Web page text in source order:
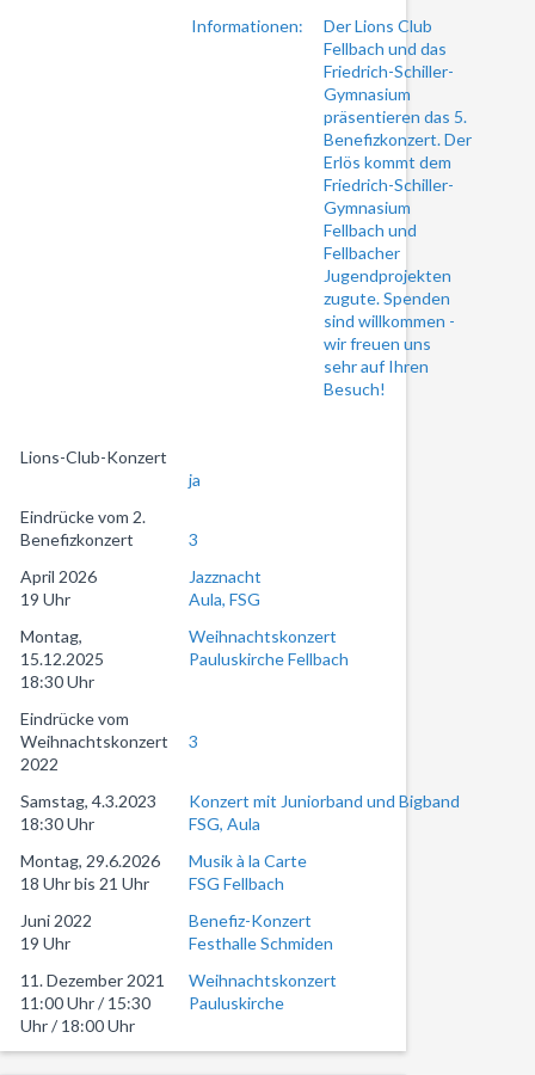
Informationen:
Der Lions Club
Fellbach und das
Friedrich-Schiller-
Gymnasium
präsentieren das 5.
Benefizkonzert. Der
Erlös kommt dem
Friedrich-Schiller-
Gymnasium
Fellbach und
Fellbacher
Jugendprojekten
zugute. Spenden
sind willkommen -
wir freuen uns
sehr auf Ihren
Besuch!
Lions-Club-Konzert
ja
Eindrücke vom 2.
Benefizkonzert
3
April 2026
19 Uhr
Jazznacht
Aula, FSG
Montag,
15.12.2025
18:30 Uhr
Weihnachtskonzert
Pauluskirche Fellbach
Eindrücke vom
Weihnachtskonzert
2022
3
Samstag, 4.3.2023
18:30 Uhr
Konzert mit Juniorband und Bigband
FSG, Aula
Montag, 29.6.2026
18 Uhr bis 21 Uhr
Musik à la Carte
FSG Fellbach
Juni 2022
19 Uhr
Benefiz-Konzert
Festhalle Schmiden
11. Dezember 2021
11:00 Uhr / 15:30
Uhr / 18:00 Uhr
Weihnachtskonzert
Pauluskirche